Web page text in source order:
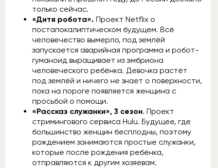
только сейчас.
«Дитя робота». Проект Netflix о
постапокалиптическом будущем. Всё
человечество вымерло, под землёй
запускается аварийная программа и робот-
гуманоид выращивает из эмбриона
человеческого ребёнка. Девочка растёт
под землёй и ничего не знает о поверхности,
пока на пороге появляется женщина с
просьбой о помощи.
«Рассказ служанки», 3 сезон. Проект
стримингового сервиса Hulu. Будущее, где
большинство женщин бесплодны, поэтому
рождением занимаются простые служанки,
которые после рождения ребёнка,
отправляются к другим хозяевам.